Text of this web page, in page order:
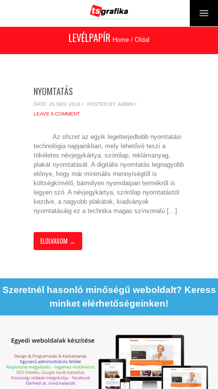
LEVÉLPAPÍR Home / Oldal
NYOMTATÁS
DATE: 26 NOV 2014 /
POSTED BY: ADMIN /
LEAVE A COMMENT
Az ofszet az egyik legelterjedtebb nyomtatási
technológia napjainkban, mely lehetővé teszi a
tökéletes névjegykártya, szórólap, reklámanyag,
plakát nyomtatását. A digitális nyomtatás legnagyobb
előnye, hogy már minimális mennyiségtől is
költségkímélő, bármilyen nyomdaipari termékről is
legyen szó. A névjegykártya, szórólap nyomtatástól
kezdve, a nagyobb plakátok, kiadványok
nyomtatásáig ez a technika magas színvonalú […]
ELOLVASOM →
Szeretnél hasonló minőségű weboldalt? Keress
minket elérhetőségeinken!